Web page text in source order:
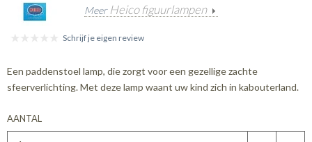
Meer Heico figuurlampen
Schrijf je eigen review
Een paddenstoel lamp, die zorgt voor een gezellige zachte
sfeerverlichting. Met deze lamp waant uw kind zich in kabouterland.
AANTAL